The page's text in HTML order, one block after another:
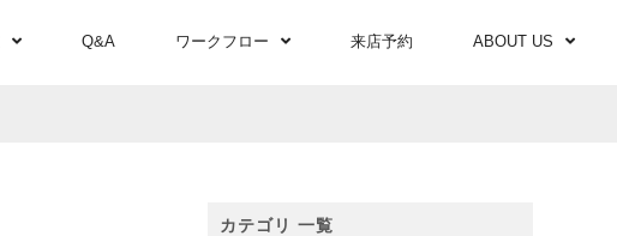
Q&A ワークフロー 来店予約 ABOUT US
カテゴリ 一覧